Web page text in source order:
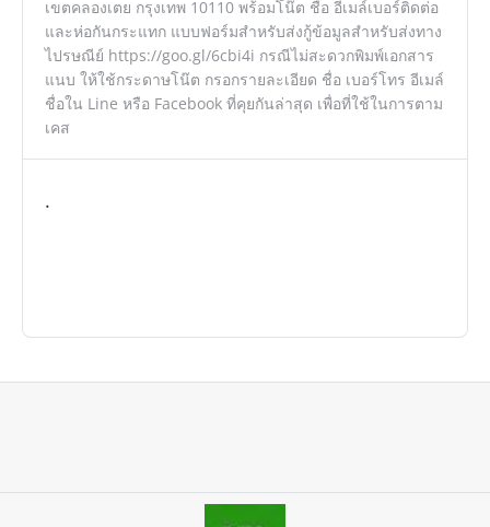
เขตคลองเตย กรุงเทพ 10110 พร้อมโน๊ต ชื่อ อีเมล์เบอร์ติดต่อ
และห่อกันกระแทก แบบฟอร์มสำหรับส่งกู้ข้อมูลสำหรับส่งทาง
ไปรษณีย์ https://goo.gl/6cbi4i กรณีไม่สะดวกพิมพ์เอกสาร
แนบ ให้ใช้กระดาษโน๊ต กรอกรายละเอียด ชื่อ เบอร์โทร อีเมล์
ชื่อใน Line หรือ Facebook ที่คุยกันล่าสุด เพื่อที่ใช้ในการตาม
เคส
.